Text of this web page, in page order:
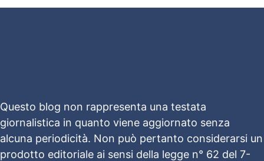
Questo blog non rappresenta una testata
giornalistica in quanto viene aggiornato senza
alcuna periodicità. Non può pertanto considerarsi un
prodotto editoriale ai sensi della legge n° 62 del 7-